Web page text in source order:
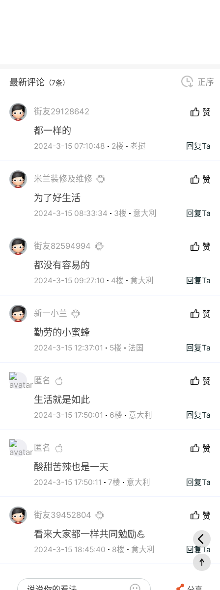
最新评论 （7条） 正序
街友29128642 赞
都一样的
2024-3-15 07:10:48 2楼 老挝 回复Ta
米兰装修及维修 赞
为了好生活
2024-3-15 08:33:34 3楼 意大利 回复Ta
街友82594994 赞
都没有容易的
2024-3-15 09:27:10 4楼 意大利 回复Ta
新一小兰 赞
勤劳的小蜜蜂
2024-3-15 12:37:01 5楼 法国 回复Ta
匿名 赞
生活就是如此
2024-3-15 17:50:01 6楼 意大利 回复Ta
匿名 赞
酸甜苦辣也是一天
2024-3-15 17:50:11 7楼 意大利 回复Ta
街友39452804 赞
看来大家都一样共同勉励💪
2024-3-15 18:45:40 8楼 意大利 回复Ta